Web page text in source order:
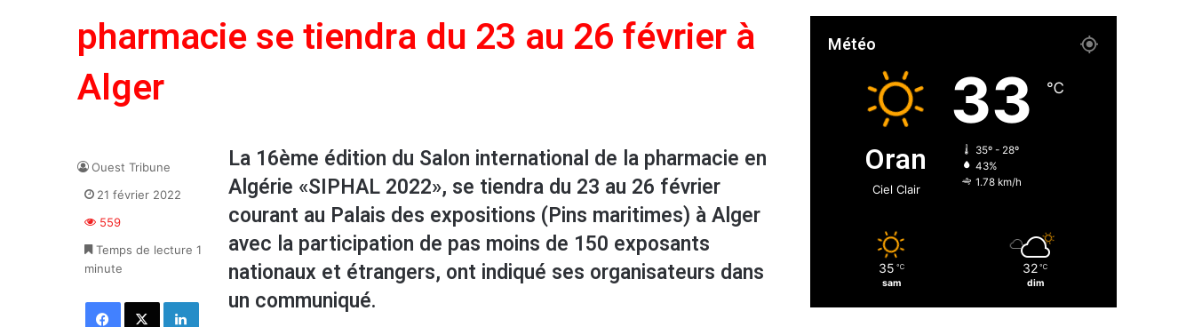
pharmacie se tiendra du 23 au 26 février à
Alger
La 16ème édition du Salon international de la pharmacie en
Algérie «SIPHAL 2022», se tiendra du 23 au 26 février
courant au Palais des expositions (Pins maritimes) à Alger
avec la participation de pas moins de 150 exposants
nationaux et étrangers, ont indiqué ses organisateurs dans
un communiqué.
Ouest Tribune
21 février 2022
559
Temps de lecture 1
minute
Facebook X Linkedin
Météo
Oran
Ciel Clair
33 ℃
35º - 28º
43%
1.78 km/h
35 ℃
sam
32 ℃
dim